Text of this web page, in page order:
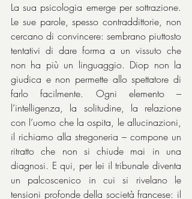
La sua psicologia emerge per sottrazione.
Le sue parole, spesso contraddittorie, non
cercano di convincere: sembrano piuttosto
tentativi di dare forma a un vissuto che
non ha più un linguaggio. Diop non la
giudica e non permette allo spettatore di
farlo facilmente. Ogni elemento –
l’intelligenza, la solitudine, la relazione
con l’uomo che la ospita, le allucinazioni,
il richiamo alla stregoneria – compone un
ritratto che non si chiude mai in una
diagnosi. E qui, per lei il tribunale diventa
un palcoscenico in cui si rivelano le
tensioni profonde della società francese: il